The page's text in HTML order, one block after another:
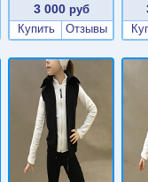
3 000руб
Купить
Отзывы